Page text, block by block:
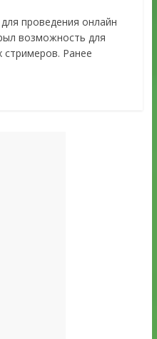
проведения онлайн
возможность для
стримеров. Ранее